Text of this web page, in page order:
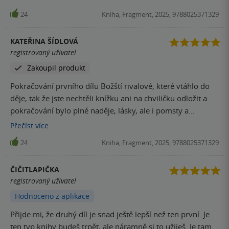
spojení s Romanem, který ztratil paměť. Tentokrát jejich
vztah v ději ustupuje mírně do pozadí a je dán větší prostor
detailů. Příběh se snadno čte a svižně plyne, je napínavý s
několika zvraty a autorka nás do poslední chvíle drží v
nevědomosti a jen se modlíte,aby vše dobře dopadlo.
Hlavní postavy projdou znatelným vývojem a je dán větší
prostor i vedlejším postavám. SPOILER!! Nicméně mě
trochu zamrzel konec, čekala jsem,že truchlení Iris bude
emotivnější a hlubší vzhledem k tomu,jak silné pouto je
spojovalo a jak pro něj riskovala.
24 Kniha, Fragment, 2025, 9788025371329
KATEŘINA ŠÍDLOVÁ
registrovaný uživatel
Zakoupil produkt
Pokračování prvního dílu Božští rivalové, které vtáhlo do
děje, tak že jste nechtěli knížku ani na chviličku odložit a
pokračování bylo plné naděje, lásky, ale i pomsty a
smutku. Kniha přečtena jedním dechem. Příběh je tak
krásně napsaný, že v táhne do děje každého.
Přečíst více
24 Kniha, Fragment, 2025, 9788025371329
ČIČITLAPIČKA
registrovaný uživatel
Hodnoceno z aplikace
Přijde mi, že druhý díl je snad ještě lepší než ten první. Je
ten typ knihy budeš trpět, ale náramně si to užiješ. Je tam